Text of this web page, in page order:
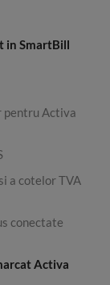
in SmartBill
pentru Activa
a cotelor TVA
conectate
Activa